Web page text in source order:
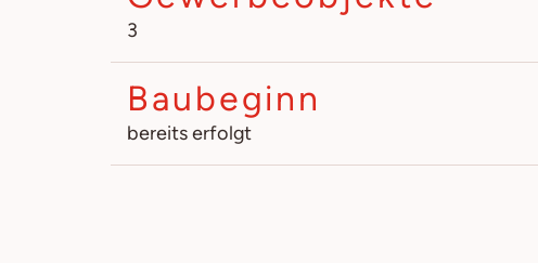
3
Baubeginn
bereits erfolgt